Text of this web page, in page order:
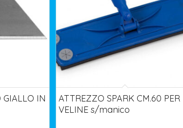
GIALLO IN
ATTREZZO SPARK CM.60 PER
VELINE s/manico